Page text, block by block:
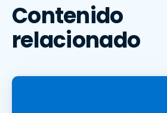
Contenido
relacionado